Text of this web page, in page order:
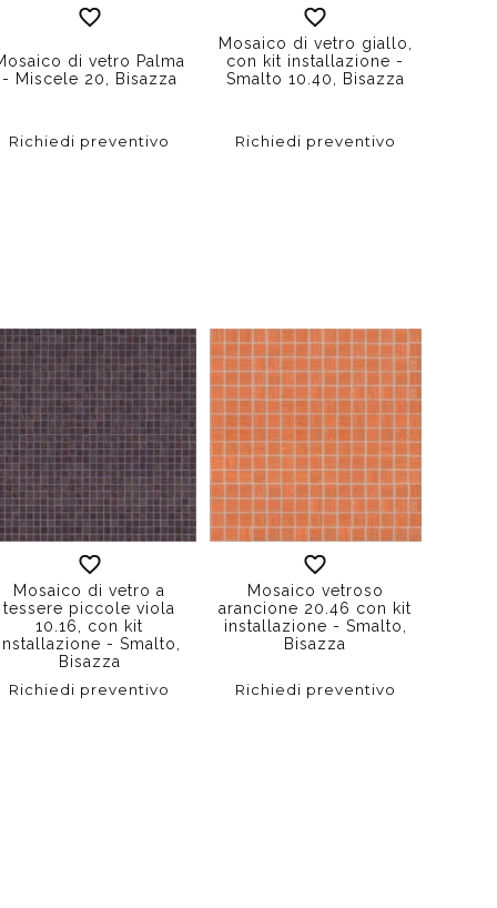
di vetro Palma
- Miscele 20, Bisazza
Richiedi preventivo
Mosaico di vetro giallo,
con kit installazione -
Smalto 10.40, Bisazza
Richiedi preventivo
Mosaico di vetro a
tessere piccole viola
10.16, con kit
- Smalto,
Bisazza
Richiedi preventivo
Mosaico vetroso
arancione 20.46 con kit
installazione - Smalto,
Bisazza
Richiedi preventivo